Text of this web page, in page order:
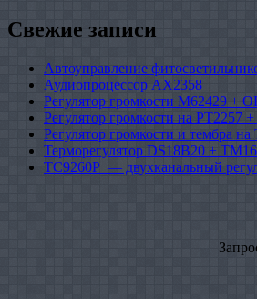
Свежие записи
Автоуправление
Аудиопроцессор AX2358
Регулятор громкости M62429 +
Регулятор громкости на PT2257
Регулятор громкости и тембра
Терморегулятор DS18B20 +
TC9260P — двухканальный